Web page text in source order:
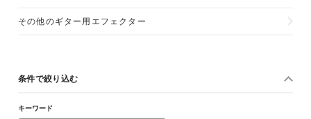
その他のギター用エフェクター
条件で絞り込む
キーワード